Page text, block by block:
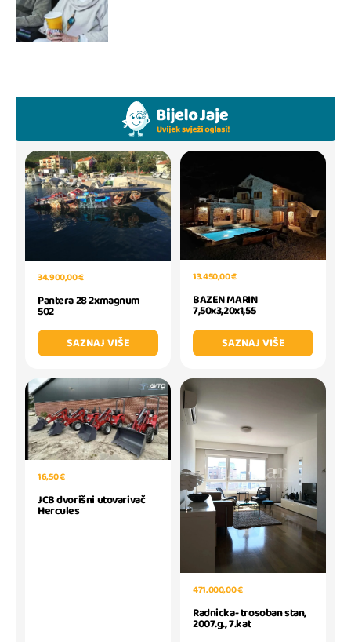
34.900,00 €
Pantera 28 2xmagnum
502
SAZNAJ VIŠE
13.450,00 €
BAZEN MARIN
7,50x3,20x1,55
SAZNAJ VIŠE
16,50 €
JCB dvorišni utovarivač
Hercules
471.000,00 €
Radnicka- trosoban stan,
2007.g., 7.kat